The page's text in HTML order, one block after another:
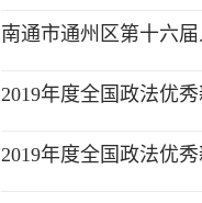
南通市通州区第十六
2019年度全国政法优
2019年度全国政法优